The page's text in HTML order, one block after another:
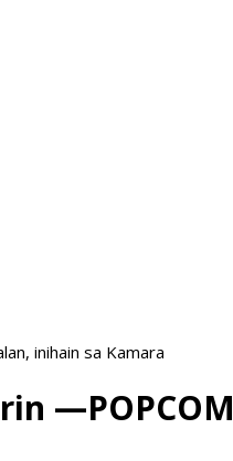
inihain sa Kamara
—POPCOM